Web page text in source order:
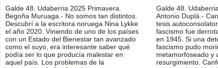
Galde 48. Udaberria 2025 Primavera.
Begoña Muruaga.- No somos tan distintos.
Descubrí a la escritora noruega Nina Lykke
el año 2020. Viniendo de uno de los países
con un Estado del Bienestar tan avanzado
como el suyo, era interesante saber qué
podía ser lo que producía malestar en
aquel país. Los problemas de la
Galde 48.
Antonio Duplá.-
tesis
fascismo fue
en 1945. Si una
fascismo pudo
metamorfoseado y
resurgimiento.